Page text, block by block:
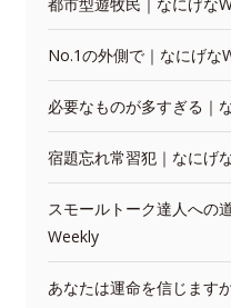
No.1の外側で｜なにげな
必要なものが多すぎる｜
宿題忘れ常習犯｜なにげ
スモールトーク達人への
Weekly
あなたは運命を信じます